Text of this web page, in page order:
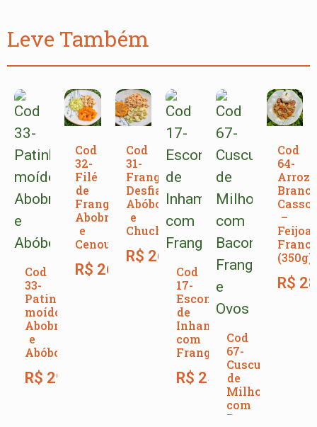
Leve Também
Cod
33-
Patinho
moído,
Abobrinha
e
Abóbora
R$ 29,00
Cod
32-
Filé
de
Frango,
Abobrinha
e
Cenoura
R$ 26,00
Cod
31-
Frango
Desfiado,
Abóbora
e
Chuchu
R$ 26,00
Cod
17-
Escondidinho
de
Inhame
com
Frango
R$ 25,00
Cod
67-
Cuscuz
de
Milho
com
Bacon,
Cod
64-
Arroz
–
(350g)
R$